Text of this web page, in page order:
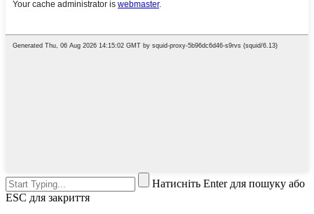
Натисніть Enter для пошуку або
ESC для закриття